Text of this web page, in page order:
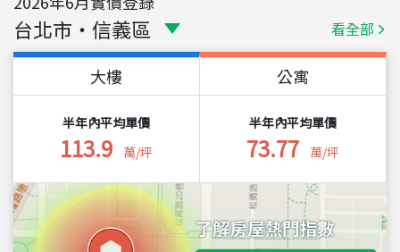
台北市 ・ 信義區 看全部
大樓
半年內平均單價
113.9 萬/坪
公寓
半年內平均單價
73.77 萬/坪